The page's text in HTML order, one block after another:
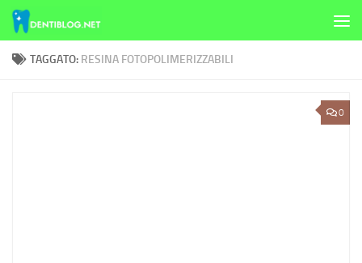
Skip to content
TAGGATO: RESINA FOTOPOLIMERIZZABILI
0